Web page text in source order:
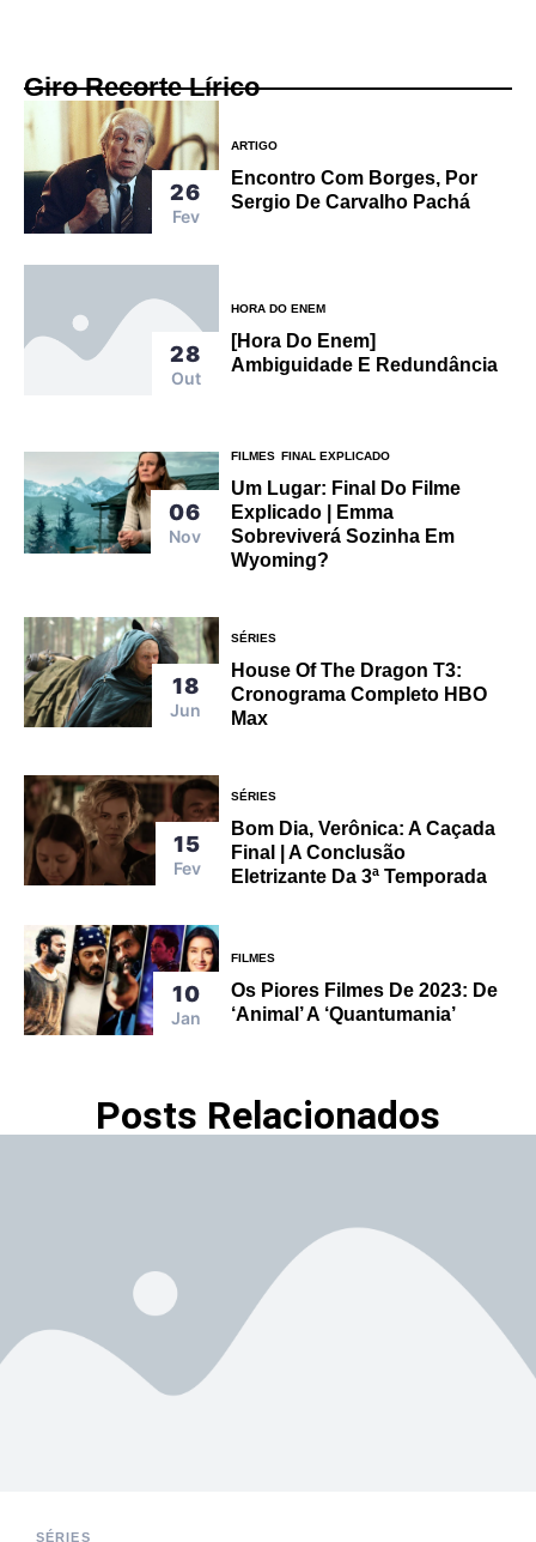
Giro Recorte Lírico
26
Fev
ARTIGO
Encontro Com Borges, Por
Sergio De Carvalho Pachá
28
Out
HORA DO ENEM
[Hora Do Enem]
Ambiguidade E Redundância
06
Nov
FILMES FINAL EXPLICADO
Um Lugar: Final Do Filme
Explicado | Emma
Sobreviverá Sozinha Em
Wyoming?
18
Jun
SÉRIES
House Of The Dragon T3:
Cronograma Completo HBO
Max
15
Fev
SÉRIES
Bom Dia, Verônica: A Caçada
Final | A Conclusão
Eletrizante Da 3ª Temporada
10
Jan
FILMES
Os Piores Filmes De 2023: De
‘Animal’ A ‘quantumania’
Posts Relacionados
SÉRIES